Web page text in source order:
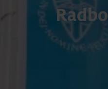
Onderzoeken